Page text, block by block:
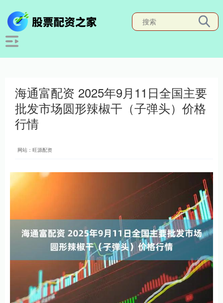
海通富配资 2025年9月11日全国主要
批发市场圆形辣椒干（子弹头）价格
行情
网站：旺源配资